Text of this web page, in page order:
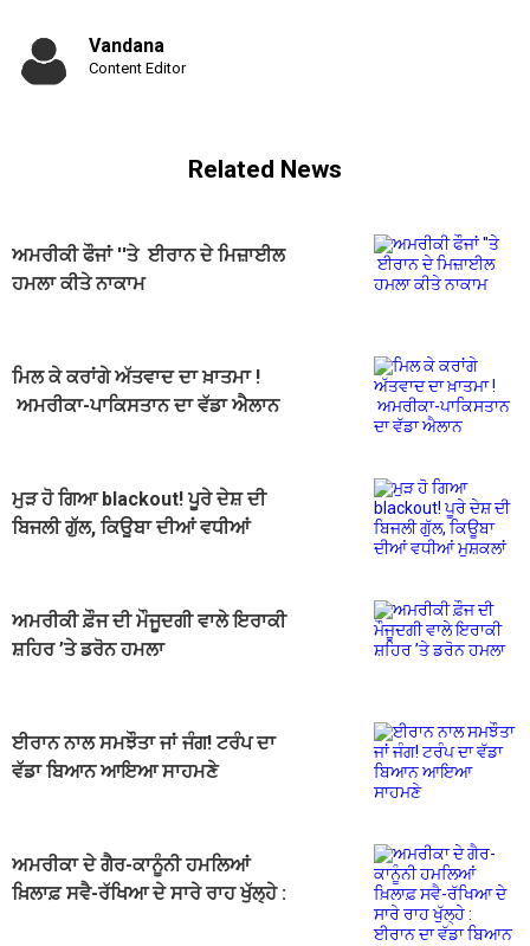
Vandana
Content Editor
Related News
ਅਮਰੀਕੀ ਫੌਜਾਂ ''ਤੇ ਈਰਾਨ ਦੇ ਮਿਜ਼ਾਈਲ
ਹਮਲਾ ਕੀਤੇ ਨਾਕਾਮ
ਮਿਲ ਕੇ ਕਰਾਂਗੇ ਅੱਤਵਾਦ ਦਾ ਖ਼ਾਤਮਾ !
ਅਮਰੀਕਾ-ਪਾਕਿਸਤਾਨ ਦਾ ਵੱਡਾ ਐਲਾਨ
ਮੁੜ ਹੋ ਗਿਆ blackout! ਪੂਰੇ ਦੇਸ਼ ਦੀ
ਬਿਜਲੀ ਗੁੱਲ, ਕਿਊਬਾ ਦੀਆਂ ਵਧੀਆਂ
ਅਮਰੀਕੀ ਫ਼ੌਜ ਦੀ ਮੌਜੂਦਗੀ ਵਾਲੇ ਇਰਾਕੀ
ਸ਼ਹਿਰ ’ਤੇ ਡਰੋਨ ਹਮਲਾ
ਈਰਾਨ ਨਾਲ ਸਮਝੌਤਾ ਜਾਂ ਜੰਗ! ਟਰੰਪ ਦਾ
ਵੱਡਾ ਬਿਆਨ ਆਇਆ ਸਾਹਮਣੇ
ਅਮਰੀਕਾ ਦੇ ਗੈਰ-ਕਾਨੂੰਨੀ ਹਮਲਿਆਂ
ਖ਼ਿਲਾਫ਼ ਸਵੈ-ਰੱਖਿਆ ਦੇ ਸਾਰੇ ਰਾਹ ਖੁੱਲ੍ਹੇ :